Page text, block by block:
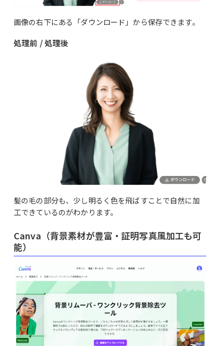
画像の右下にある「ダウンロード」から保存できます。
処理前 / 処理後
髪の毛の部分も、少し明るく色を飛ばすことで自然に加
工できているのがわかります。
Canva（背景素材が豊富・証明写真風加工も可
能）